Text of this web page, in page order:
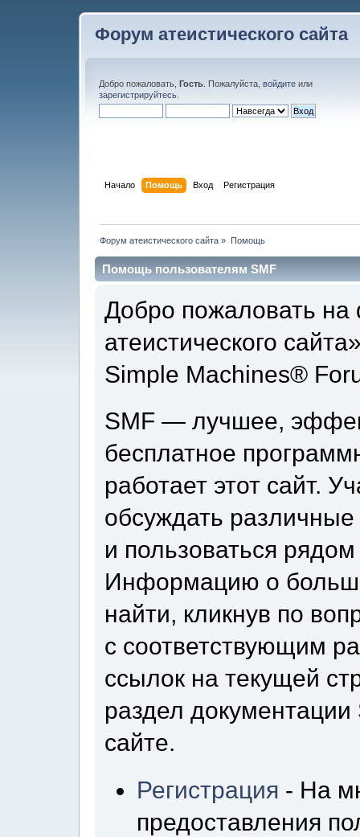
Форум атеистического сайта
Добро пожаловать, Гость . Пожалуйста, войдите или
зарегистрируйтесь
Начало Помощь Вход Регистрация
Форум атеистического сайта » Помощь
Помощь пользователям SMF
Добро пожаловать
атеистического
Simple Machines®
SMF — лучшее,
бесплатное
работает этот сайт.
обсуждать
и пользоваться
Информацию о
найти, кликнув по
с соответствующим
ссылок на текущей
раздел
сайте.
Регистрация - На
предоставления